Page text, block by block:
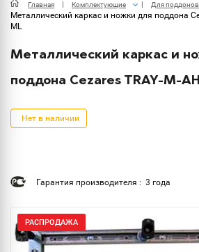
Главная Комплектующие Для поддонов
Металлический каркас и ножки для поддона
ML
Металлический каркас и
поддона Cezares TRAY-M-
Нет в наличии
Гарантия производителя : 3 года
РАСПРОДАЖА